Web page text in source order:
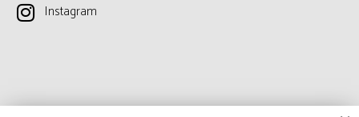
Instagram